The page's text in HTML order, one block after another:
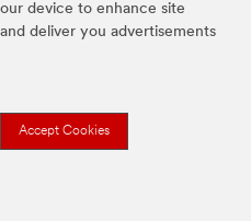
device to enhance site
deliver you advertisements
Accept Cookies